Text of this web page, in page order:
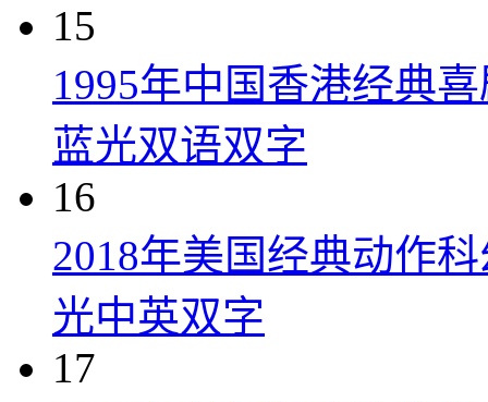
15
1995年中国香港经典
蓝光双语双字
16
2018年美国经典动作
光中英双字
17